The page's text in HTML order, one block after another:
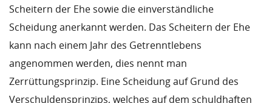
Scheitern der Ehe sowie die einverständliche
Scheidung anerkannt werden. Das Scheitern der Ehe
kann nach einem Jahr des Getrenntlebens
angenommen werden, dies nennt man
Zerrüttungsprinzip. Eine Scheidung auf Grund des
Verschuldensprinzips, welches auf dem schuldhaften